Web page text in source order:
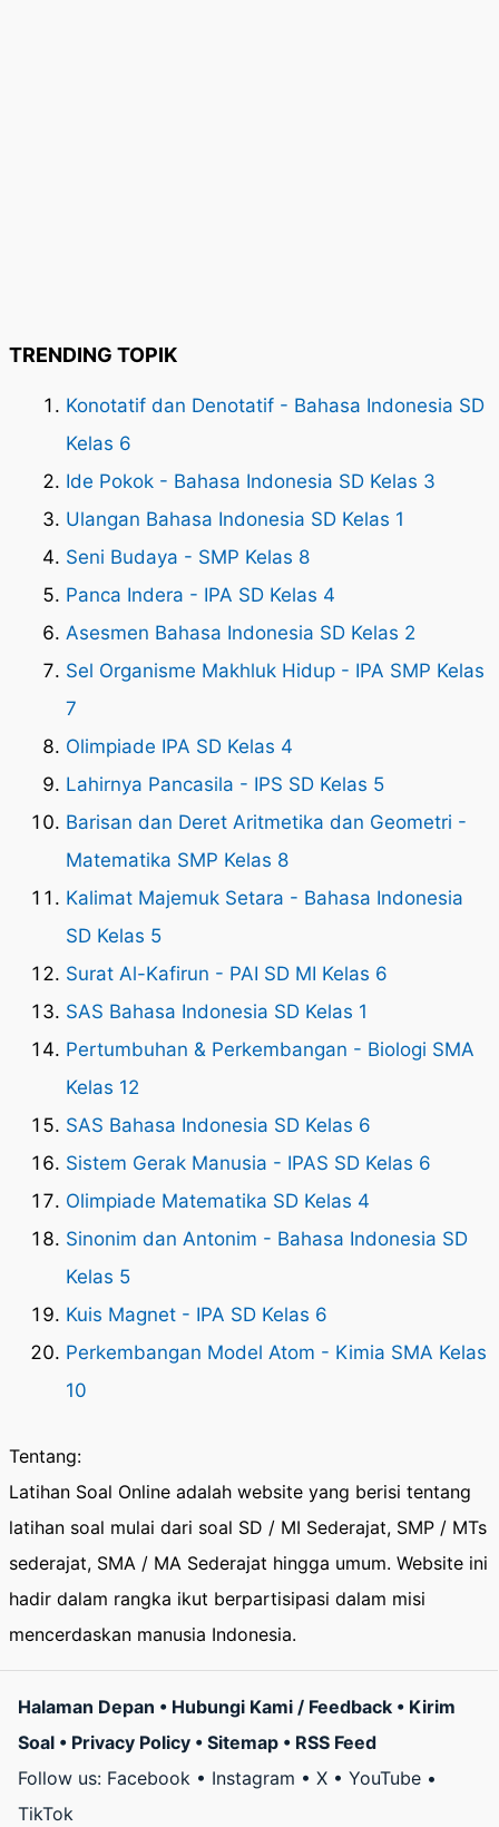
TRENDING TOPIK
Konotatif dan Denotatif - Bahasa Indonesia SD
Kelas 6
Ide Pokok - Bahasa Indonesia SD Kelas 3
Ulangan Bahasa Indonesia SD Kelas 1
Seni Budaya - SMP Kelas 8
Panca Indera - IPA SD Kelas 4
Asesmen Bahasa Indonesia SD Kelas 2
Sel Organisme Makhluk Hidup - IPA SMP Kelas
7
Olimpiade IPA SD Kelas 4
Lahirnya Pancasila - IPS SD Kelas 5
Barisan dan Deret Aritmetika dan Geometri -
Matematika SMP Kelas 8
Kalimat Majemuk Setara - Bahasa Indonesia
SD Kelas 5
Surat Al-Kafirun - PAI SD MI Kelas 6
SAS Bahasa Indonesia SD Kelas 1
Pertumbuhan & Perkembangan - Biologi SMA
Kelas 12
SAS Bahasa Indonesia SD Kelas 6
Sistem Gerak Manusia - IPAS SD Kelas 6
Olimpiade Matematika SD Kelas 4
Sinonim dan Antonim - Bahasa Indonesia SD
Kelas 5
Kuis Magnet - IPA SD Kelas 6
Perkembangan Model Atom - Kimia SMA Kelas
10
Tentang:
Latihan Soal Online adalah website yang berisi tentang
latihan soal mulai dari soal SD / MI Sederajat, SMP / MTs
sederajat, SMA / MA Sederajat hingga umum. Website ini
hadir dalam rangka ikut berpartisipasi dalam misi
mencerdaskan manusia Indonesia.
Halaman Depan • Hubungi Kami / Feedback • Kirim
Soal • Privacy Policy • Sitemap • RSS Feed
Follow us: Facebook • Instagram • X • YouTube •
TikTok